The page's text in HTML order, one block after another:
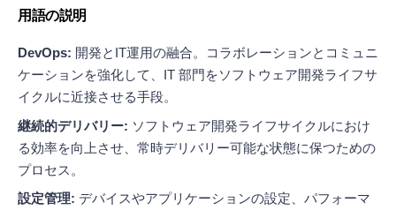
用語の説明
DevOps: 開発とIT運用の融合。コラボレーションとコミュニ
ケーションを強化して、IT 部門をソフトウェア開発ライフサ
イクルに近接させる手段。
継続的デリバリー: ソフトウェア開発ライフサイクルにおけ
る効率を向上させ、常時デリバリー可能な状態に保つための
プロセス。
設定管理: デバイスやアプリケーションの設定、パフォーマ